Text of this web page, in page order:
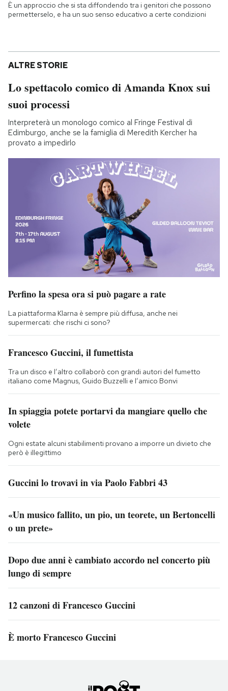
È un approccio che si sta diffondendo tra i genitori che possono
permetterselo, e ha un suo senso educativo a certe condizioni
ALTRE STORIE
Lo spettacolo comico di Amanda Knox sui
suoi processi
Interpreterà un monologo comico al Fringe Festival di
Edimburgo, anche se la famiglia di Meredith Kercher ha
provato a impedirlo
Perfino la spesa ora si può pagare a rate
La piattaforma Klarna è sempre più diffusa, anche nei
supermercati: che rischi ci sono?
Francesco Guccini, il fumettista
Tra un disco e l’altro collaborò con grandi autori del fumetto
italiano come Magnus, Guido Buzzelli e l’amico Bonvi
In spiaggia potete portarvi da mangiare quello che
volete
Ogni estate alcuni stabilimenti provano a imporre un divieto che
però è illegittimo
Guccini lo trovavi in via Paolo Fabbri 43
«Un musico fallito, un pio, un teorete, un Bertoncelli
o un prete»
Dopo due anni è cambiato accordo nel concerto più
lungo di sempre
12 canzoni di Francesco Guccini
È morto Francesco Guccini